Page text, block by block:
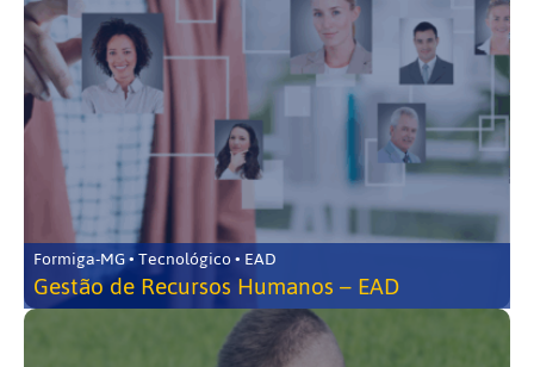
Formiga-MG • Tecnológico • EAD
Gestão de Recursos Humanos – EAD